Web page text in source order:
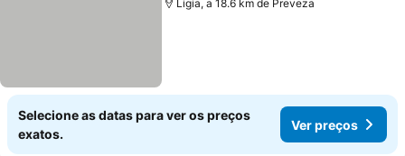
Ligia, a 18.6 km de Preveza
Selecione as datas para ver os preços
exatos.
Ver preços